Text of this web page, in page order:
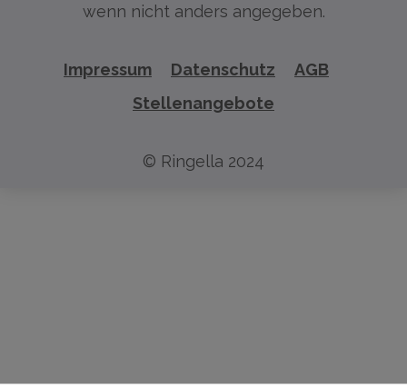
wenn nicht anders angegeben.
Impressum Datenschutz
AGB
Stellenangebote
© Ringella 2024